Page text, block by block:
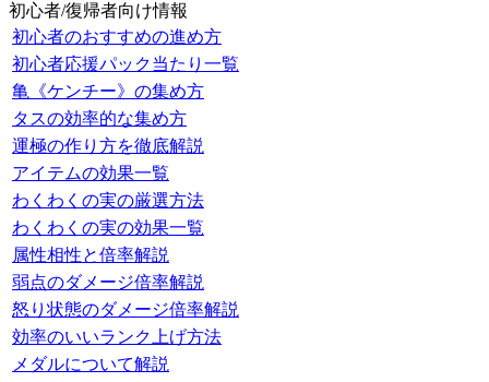
初心者/復帰者向け情報
初心者のおすすめの進め方
初心者応援パック当たり一覧
亀《ケンチー》の集め方
タスの効率的な集め方
運極の作り方を徹底解説
アイテムの効果一覧
わくわくの実の厳選方法
わくわくの実の効果一覧
属性相性と倍率解説
弱点のダメージ倍率解説
怒り状態のダメージ倍率解説
効率のいいランク上げ方法
メダルについて解説